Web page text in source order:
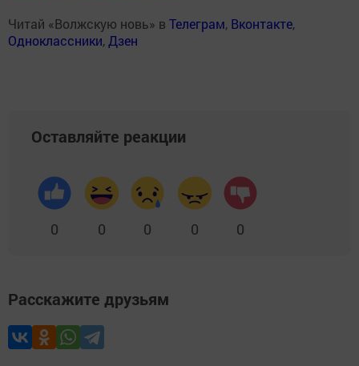
Читай «Волжскую новь» в Телеграм, Вконтакте,
Одноклассники, Дзен
Оставляйте реакции
0 0 0 0 0
Расскажите друзьям